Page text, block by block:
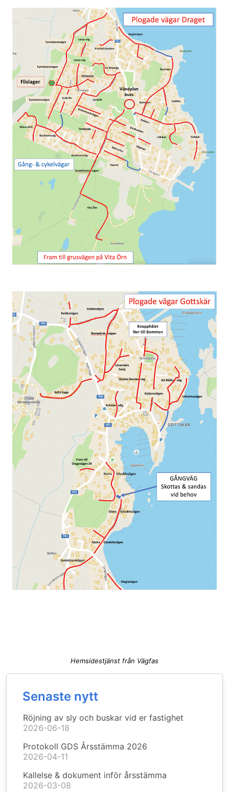
Hemsidestjänst från Vägfas
Senaste nytt
Röjning av sly och buskar vid er fastighet
2026-06-18
Protokoll GDS Årsstämma 2026
2026-04-11
Kallelse & dokument inför årsstämma
2026-03-08